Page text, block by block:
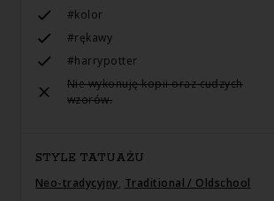
#kolor
#rękawy
#harrypotter
Nie wykonuję kopii oraz cudzych
wzorów.
STYLE TATUAŻU
Neo-tradycyjny, Traditional / Oldschool